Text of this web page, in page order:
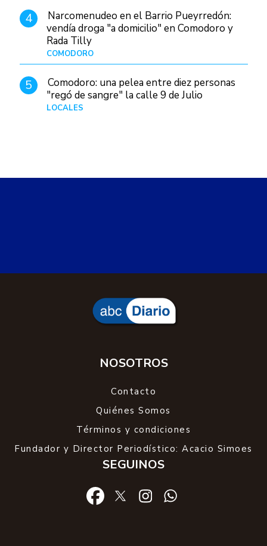
4
Narcomenudeo en el Barrio Pueyrredón:
vendía droga "a domicilio" en Comodoro y
Rada Tilly
COMODORO
5
Comodoro: una pelea entre diez personas
"regó de sangre" la calle 9 de Julio
LOCALES
NOSOTROS
Contacto
Quiénes Somos
Términos y condiciones
Fundador y Director Periodístico: Acacio Simoes
SEGUINOS